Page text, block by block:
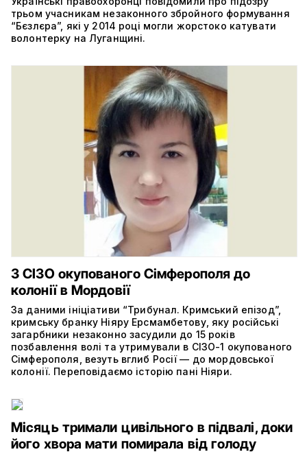
трьом учасникам незаконного збройного формування
“Бєзлєра”, які у 2014 році могли жорстоко катувати
волонтерку на Луганщині.
З СІЗО окупованого Сімферополя до
колонії в Мордовії
За даними ініціативи “Трибунал. Кримський епізод”,
кримську бранку Ніяру Ерсмамбетову, яку російські
загарбники незаконно засудили до 15 років
позбавлення волі та утримували в СІЗО-1 окупованого
Сімферополя, везуть вглиб Росії — до мордовської
колонії. Переповідаємо історію пані Ніяри.
Місяць тримали цивільного в підвалі, доки
його хвора мати помирала від голоду